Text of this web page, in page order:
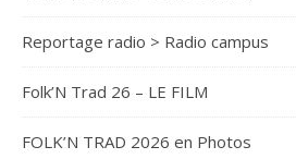
Reportage radio > Radio campus
Folk’N Trad 26 – LE FILM
FOLK’N TRAD 2026 en Photos